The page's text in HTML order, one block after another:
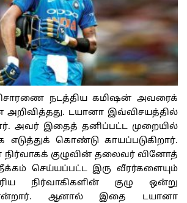
நடத்திய கமிஷன் அவரைக்
அறிவித்தது. டயானா இவ்விசயத்தில்
அவர் இதைத் தனிப்பட்ட முறையில்
கொண்டு காயப்படுகிறார்.
குழுவின் தலைவர் வினோத்
செய்யப்பட்ட இரு வீரர்களையும்
நிர்வாகிகளின் குழு ஒன்று
என்றார். ஆனால் இதை டயானா